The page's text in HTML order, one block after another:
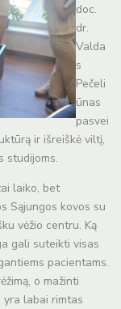
doc.
dr.
Valda
s
Pečeli
ūnas
pasvei
ir išreiškė viltį,
studijoms.
laiko, bet
Sąjungos kovos su
vėžio centru. Ką
gali suteikti visas
pacientams.
o mažinti
yra labai rimtas